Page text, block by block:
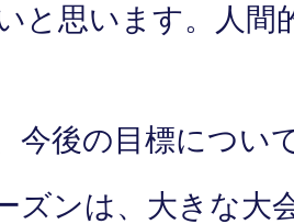
と思います。人間
今後の目標につい
ズンは、大きな大